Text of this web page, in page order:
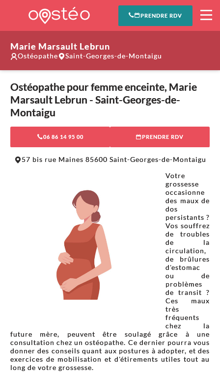
PRENDRE RDV
Marie Marsault Lebrun
Ostéopathe Saint-Georges-de-Montaigu
Ostéopathe pour femme enceinte, Marie
Marsault Lebrun - Saint-Georges-de-
Montaigu
06 86 14 95 00 PRENDRE RDV
57 bis rue Maines 85600 Saint-Georges-de-Montaigu
Votre
grossesse
occasionne
des maux de
dos
persistants ?
Vos souffrez
de troubles
de la
circulation,
de brûlures
d'estomac
ou de
problèmes
de transit ?
Ces maux
très
fréquents
chez la
future mère, peuvent être soulagé grâce à une
consultation chez un ostéopathe. Ce dernier pourra vous
donner des conseils quant aux postures à adopter, et des
exercices de mobilisation et d'étirements utiles tout au
long de votre grossesse.